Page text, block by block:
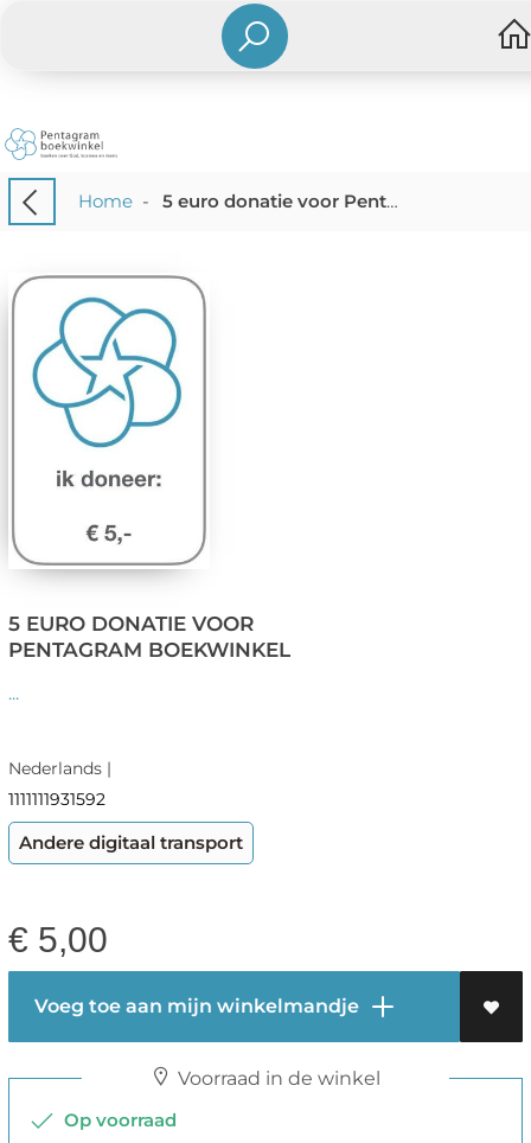
Home- 5 euro donatie voor Pentagram Boekwinkel
5 EURO DONATIE VOOR
PENTAGRAM BOEKWINKEL
...
Nederlands |
1111111931592
Andere digitaal transport
€ 5,00
Voeg toe aan mijn winkelmandje
Voorraad in de winkel
Op voorraad